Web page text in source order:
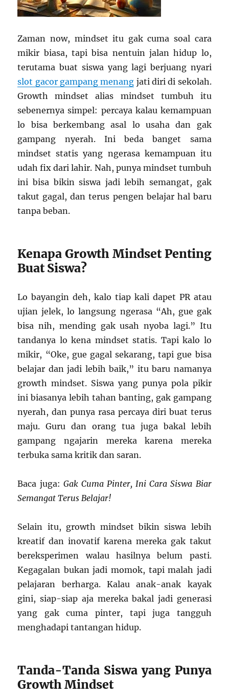
Zaman now, mindset itu gak cuma soal cara
mikir biasa, tapi bisa nentuin jalan hidup lo,
terutama buat siswa yang lagi berjuang nyari
slot gacor gampang menang jati diri di sekolah.
Growth mindset alias mindset tumbuh itu
sebenernya simpel: percaya kalau kemampuan
lo bisa berkembang asal lo usaha dan gak
gampang nyerah. Ini beda banget sama
mindset statis yang ngerasa kemampuan itu
udah fix dari lahir. Nah, punya mindset tumbuh
ini bisa bikin siswa jadi lebih semangat, gak
takut gagal, dan terus pengen belajar hal baru
tanpa beban.
Kenapa Growth Mindset Penting
Buat Siswa?
Lo bayangin deh, kalo tiap kali dapet PR atau
ujian jelek, lo langsung ngerasa “Ah, gue gak
bisa nih, mending gak usah nyoba lagi.” Itu
tandanya lo kena mindset statis. Tapi kalo lo
mikir, “Oke, gue gagal sekarang, tapi gue bisa
belajar dan jadi lebih baik,” itu baru namanya
growth mindset. Siswa yang punya pola pikir
ini biasanya lebih tahan banting, gak gampang
nyerah, dan punya rasa percaya diri buat terus
maju. Guru dan orang tua juga bakal lebih
gampang ngajarin mereka karena mereka
terbuka sama kritik dan saran.
Baca juga: Gak Cuma Pinter, Ini Cara Siswa Biar
Semangat Terus Belajar!
Selain itu, growth mindset bikin siswa lebih
kreatif dan inovatif karena mereka gak takut
bereksperimen walau hasilnya belum pasti.
Kegagalan bukan jadi momok, tapi malah jadi
pelajaran berharga. Kalau anak-anak kayak
gini, siap-siap aja mereka bakal jadi generasi
yang gak cuma pinter, tapi juga tangguh
menghadapi tantangan hidup.
Tanda-Tanda Siswa yang Punya
Growth Mindset